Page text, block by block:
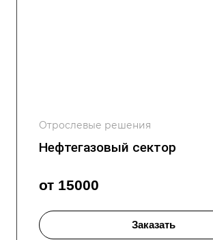
Отрослевые решения
Нефтегазовый сектор
от 15000
Заказать